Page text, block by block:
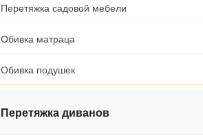
Перетяжка садовой мебели
Обивка матраца
Обивка подушек
Перетяжка диванов